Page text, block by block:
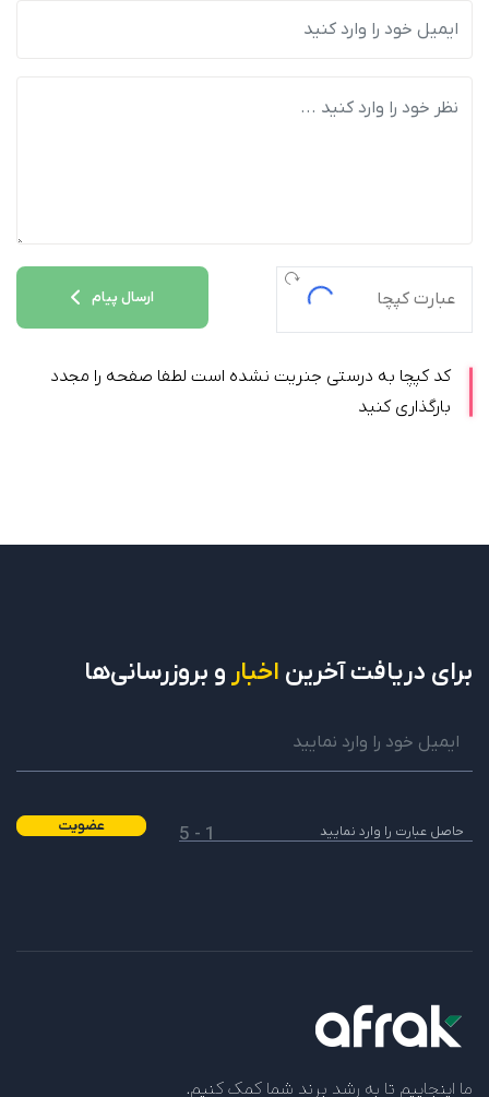
ارسال پیام
کد کپچا به درستی جنریت نشده است لطفا صفحه را مجدد
بارگذاری کنید
برای دریافتآخرین اخبار و بروزرسانی‌ها
1 - 5 عضویت
ما اینجاییم تا به رشد برند شما کمک کنیم.